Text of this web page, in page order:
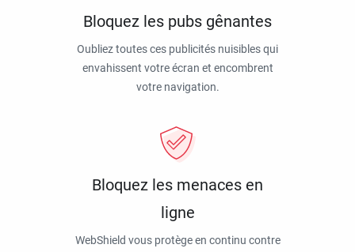
Bloquez les pubs gênantes
Oubliez toutes ces publicités nuisibles qui
envahissent votre écran et encombrent
votre navigation.
Bloquez les menaces en
ligne
WebShield vous protège en continu contre